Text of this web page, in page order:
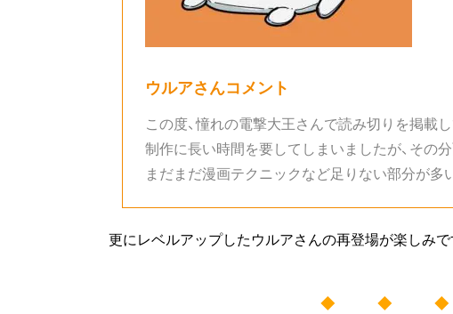
ウルアさんコメント
この度、憧れの電撃大王さんで読み切りを掲載
制作に長い時間を要してしまいましたが、その
まだまだ漫画テクニックなど足りない部分が多
更にレベルアップしたウルアさんの再登場が楽しみで
◆ ◆